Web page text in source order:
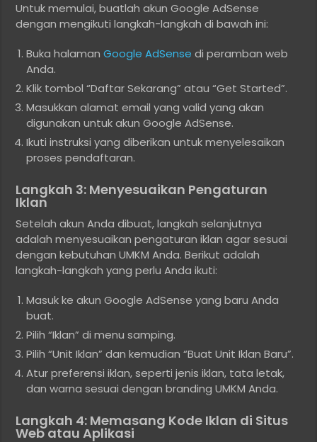
Untuk memulai, buatlah akun Google AdSense
dengan mengikuti langkah-langkah di bawah ini:
Buka halamanGoogle AdSense di peramban web
Anda.
Klik tombol “Daftar Sekarang” atau “Get Started”.
Masukkan alamat email yang valid yang akan
digunakan untuk akun Google AdSense.
Ikuti instruksi yang diberikan untuk menyelesaikan
proses pendaftaran.
Langkah 3: Menyesuaikan Pengaturan
Iklan
Setelah akun Anda dibuat, langkah selanjutnya
adalah menyesuaikan pengaturan iklan agar sesuai
dengan kebutuhan UMKM Anda. Berikut adalah
langkah-langkah yang perlu Anda ikuti:
Masuk ke akun Google AdSense yang baru Anda
buat.
Pilih “Iklan” di menu samping.
Pilih “Unit Iklan” dan kemudian “Buat Unit Iklan Baru”.
Atur preferensi iklan, seperti jenis iklan, tata letak,
dan warna sesuai dengan branding UMKM Anda.
Langkah 4: Memasang Kode Iklan di Situs
Web atau Aplikasi